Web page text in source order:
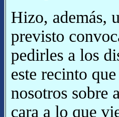
Hizo, además,
previsto
pedirles a los
este recinto
nosotros sobre
cara a lo que